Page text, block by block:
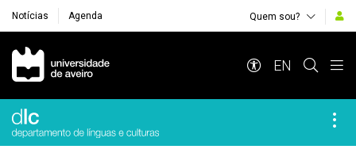
Notícias Agenda Quem sou?
Navegação Principal
EN